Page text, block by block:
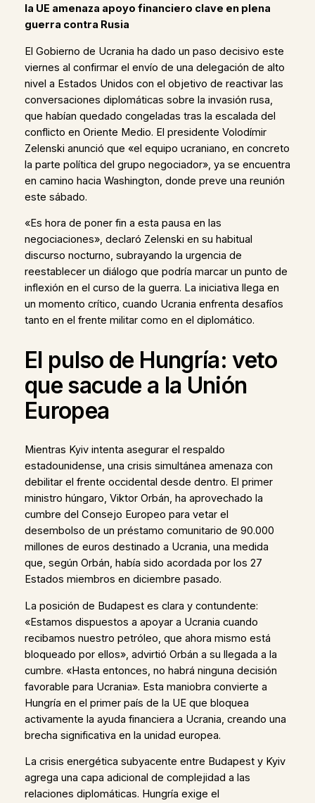
la UE amenaza apoyo financiero clave en plena
guerra contra Rusia
El Gobierno de Ucrania ha dado un paso decisivo este
viernes al confirmar el envío de una delegación de alto
nivel a Estados Unidos con el objetivo de reactivar las
conversaciones diplomáticas sobre la invasión rusa,
que habían quedado congeladas tras la escalada del
conflicto en Oriente Medio. El presidente Volodímir
Zelenski anunció que «el equipo ucraniano, en concreto
la parte política del grupo negociador», ya se encuentra
en camino hacia Washington, donde preve una reunión
este sábado.
«Es hora de poner fin a esta pausa en las
negociaciones», declaró Zelenski en su habitual
discurso nocturno, subrayando la urgencia de
reestablecer un diálogo que podría marcar un punto de
inflexión en el curso de la guerra. La iniciativa llega en
un momento crítico, cuando Ucrania enfrenta desafíos
tanto en el frente militar como en el diplomático.
El pulso de Hungría: veto
que sacude a la Unión
Europea
Mientras Kyiv intenta asegurar el respaldo
estadounidense, una crisis simultánea amenaza con
debilitar el frente occidental desde dentro. El primer
ministro húngaro, Viktor Orbán, ha aprovechado la
cumbre del Consejo Europeo para vetar el
desembolso de un préstamo comunitario de 90.000
millones de euros destinado a Ucrania, una medida
que, según Orbán, había sido acordada por los 27
Estados miembros en diciembre pasado.
La posición de Budapest es clara y contundente:
«Estamos dispuestos a apoyar a Ucrania cuando
recibamos nuestro petróleo, que ahora mismo está
bloqueado por ellos», advirtió Orbán a su llegada a la
cumbre. «Hasta entonces, no habrá ninguna decisión
favorable para Ucrania». Esta maniobra convierte a
Hungría en el primer país de la UE que bloquea
activamente la ayuda financiera a Ucrania, creando una
brecha significativa en la unidad europea.
La crisis energética subyacente entre Budapest y Kyiv
agrega una capa adicional de complejidad a las
relaciones diplomáticas. Hungría exige el